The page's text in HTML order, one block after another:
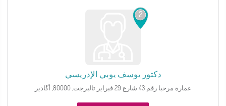
2
دكتور يوسف يوبي الإدريسي
عمارة مرحبا رقم 43 شارع 29 فبراير تالبرجت, 80000, أگادير